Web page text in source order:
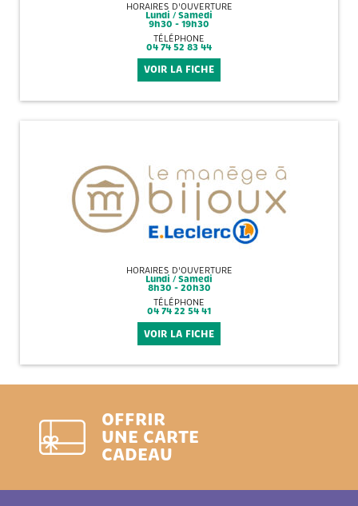
HORAIRES D'OUVERTURE
Lundi / Samedi
9h30 - 19h30
TÉLÉPHONE
04 74 52 83 44
VOIR LA FICHE
HORAIRES D'OUVERTURE
Lundi / Samedi
8h30 - 20h30
TÉLÉPHONE
04 74 22 54 41
VOIR LA FICHE
OFFRIR
UNE CARTE
CADEAU